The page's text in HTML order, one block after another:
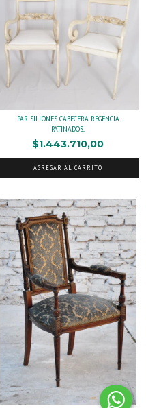
PAR SILLONES CABECERA REGENCIA
PATINADOS...
$1.443.710,00
AGREGAR AL CARRITO